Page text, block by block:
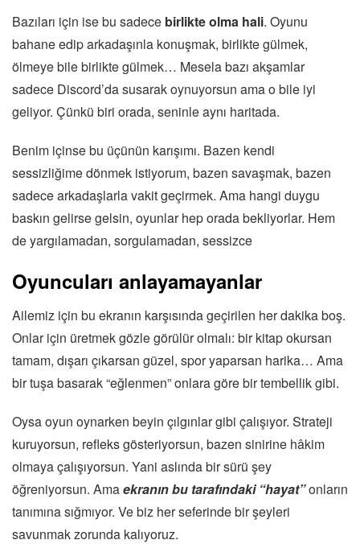
Bazıları için ise bu sadece birlikte olma hali. Oyunu
bahane edip arkadaşınla konuşmak, birlikte gülmek,
ölmeye bile birlikte gülmek… Mesela bazı akşamlar
sadece Discord’da susarak oynuyorsun ama o bile iyi
geliyor. Çünkü biri orada, seninle aynı haritada.
Benim içinse bu üçünün karışımı. Bazen kendi
sessizliğime dönmek istiyorum, bazen savaşmak, bazen
sadece arkadaşlarla vakit geçirmek. Ama hangi duygu
baskın gelirse gelsin, oyunlar hep orada bekliyorlar. Hem
de yargılamadan, sorgulamadan, sessizce
Oyuncuları anlayamayanlar
Ailemiz için bu ekranın karşısında geçirilen her dakika boş.
Onlar için üretmek gözle görülür olmalı: bir kitap okursan
tamam, dışarı çıkarsan güzel, spor yaparsan harika… Ama
bir tuşa basarak “eğlenmen” onlara göre bir tembellik gibi.
Oysa oyun oynarken beyin çılgınlar gibi çalışıyor. Strateji
kuruyorsun, refleks gösteriyorsun, bazen sinirine hâkim
olmaya çalışıyorsun. Yani aslında bir sürü şey
öğreniyorsun. Amaekranın bu tarafındaki “hayat”onların
tanımına sığmıyor. Ve biz her seferinde bir şeyleri
savunmak zorunda kalıyoruz.